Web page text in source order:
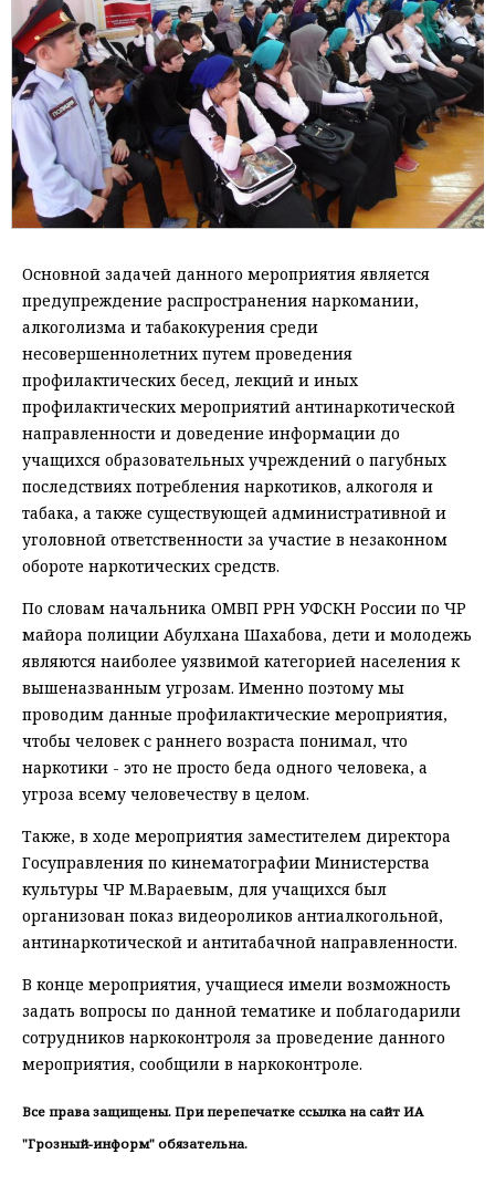
Основной задачей данного мероприятия является
предупреждение распространения наркомании,
алкоголизма и табакокурения среди
несовершеннолетних путем проведения
профилактических бесед, лекций и иных
профилактических мероприятий антинаркотической
направленности и доведение информации до
учащихся образовательных учреждений о пагубных
последствиях потребления наркотиков, алкоголя и
табака, а также существующей административной и
уголовной ответственности за участие в незаконном
обороте наркотических средств.
По словам начальника ОМВП РРН УФСКН России по ЧР
майора полиции Абулхана Шахабова, дети и молодежь
являются наиболее уязвимой категорией населения к
вышеназванным угрозам. Именно поэтому мы
проводим данные профилактические мероприятия,
чтобы человек с раннего возраста понимал, что
наркотики - это не просто беда одного человека, а
угроза всему человечеству в целом.
Также, в ходе мероприятия заместителем директора
Госуправления по кинематографии Министерства
культуры ЧР М.Вараевым, для учащихся был
организован показ видеороликов антиалкогольной,
антинаркотической и антитабачной направленности.
В конце мероприятия, учащиеся имели возможность
задать вопросы по данной тематике и поблагодарили
сотрудников наркоконтроля за проведение данного
мероприятия, сообщили в наркоконтроле.
Все права защищены. При перепечатке ссылка на сайт ИА
"Грозный-информ" обязательна.